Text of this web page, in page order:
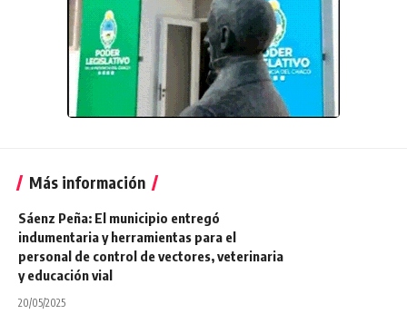
Más información
Sáenz Peña: El municipio entregó
indumentaria y herramientas para el
personal de control de vectores, veterinaria
y educación vial
20/05/2025